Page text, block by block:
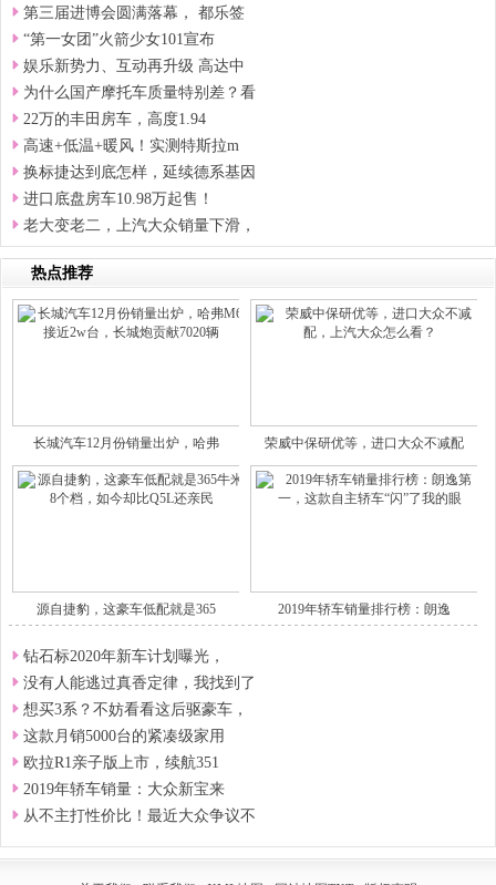
第三届进博会圆满落幕， 都乐签
“第一女团”火箭少女101宣布
娱乐新势力、互动再升级 高达中
为什么国产摩托车质量特别差？看
22万的丰田房车，高度1.94
高速+低温+暖风！实测特斯拉m
换标捷达到底怎样，延续德系基因
进口底盘房车10.98万起售！
老大变老二，上汽大众销量下滑，
热点推荐
长城汽车12月份销量出炉，哈弗 荣威中保研优等，进口大众不减配
源自捷豹，这豪车低配就是365 2019年轿车销量排行榜：朗逸
钻石标2020年新车计划曝光，
没有人能逃过真香定律，我找到了
想买3系？不妨看看这后驱豪车，
这款月销5000台的紧凑级家用
欧拉R1亲子版上市，续航351
2019年轿车销量：大众新宝来
从不主打性价比！最近大众争议不